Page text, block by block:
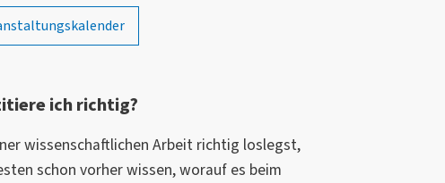
ich richtig?
wissenschaftlichen Arbeit richtig loslegst,
schon vorher wissen, worauf es beim